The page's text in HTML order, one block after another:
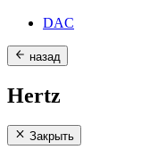
DAC
назад
Hertz
Закрыть